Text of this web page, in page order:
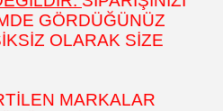
GÖRDÜĞÜNÜZ
OLARAK SİZE
MARKALAR